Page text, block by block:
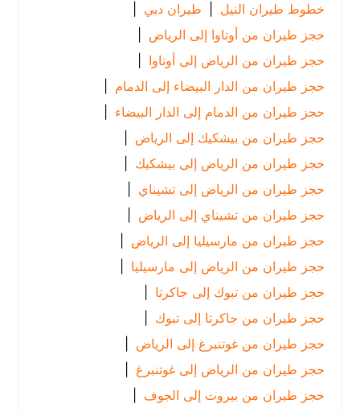
خطوط طيران النيل | طيران دبي |
حجز طيران من أوتاوا إلى الرياض
|
حجز طيران من الرياض إلى أوتاوا |
حجز طيران من الدار البيضاء إلى الدمام
|
حجز طيران من الدمام إلى الدار البيضاء |
حجز طيران من بيشكيك إلى الرياض
|
حجز طيران من الرياض إلى بيشكيك |
حجز طيران من الرياض إلى تشيناي |
حجز طيران من تشيناي إلى الرياض
|
حجز طيران من مارسيليا إلى الرياض
|
حجز طيران من الرياض إلى مارسيليا |
حجز طيران من تبوك إلى جاكرتا
|
حجز طيران من جاكرتا إلى تبوك
|
حجز طيران من غوتنبرغ إلى الرياض
|
حجز طيران من الرياض إلى غوتنبرغ |
حجز طيران من بيروت إلى الجوف |